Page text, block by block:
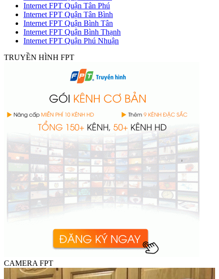
Internet FPT Quận Tân Phú
Internet FPT Quận Tân Bình
Internet FPT Quận Bình Tân
Internet FPT Quận Bình Thạnh
Internet FPT Quận Phú Nhuận
TRUYỀN HÌNH FPT
CAMERA FPT